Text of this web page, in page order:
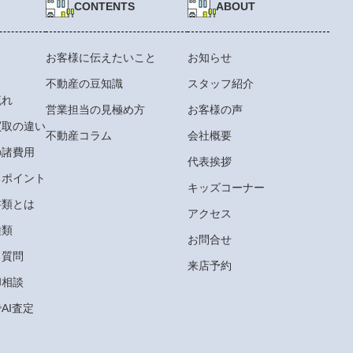
の違い
費用
イント
とは
問
談
査定
CONTENTS
お客様に伝えたいこと
不動産の豆知識
営業担当の見極め方
不動産コラム
ABOUT
お知らせ
スタッフ紹介
お客様の声
会社概要
代表挨拶
キッズコーナー
アクセス
お問合せ
来店予約